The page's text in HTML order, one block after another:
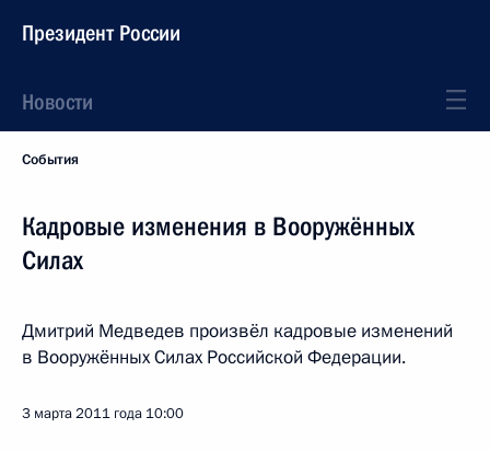
Президент России
Новости
События
Кадровые изменения в Вооружённых
Силах
Дмитрий Медведев произвёл кадровые изменений
в Вооружённых Силах Российской Федерации.
3 марта 2011 года 10:00